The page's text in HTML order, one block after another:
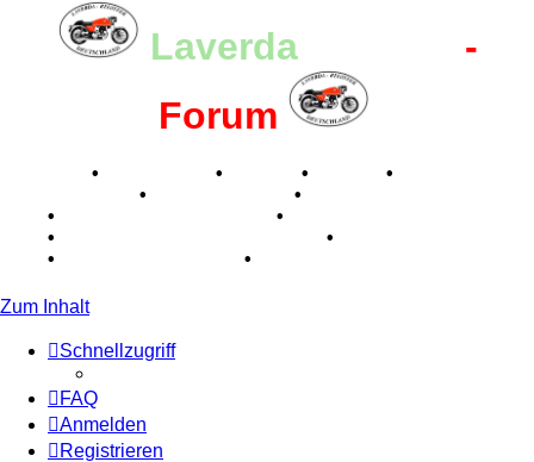
Laverda-Register -
Forum
• • •
•
• •
• •
• •
• •
Zum Inhalt
Schnellzugriff
FAQ
Anmelden
Registrieren